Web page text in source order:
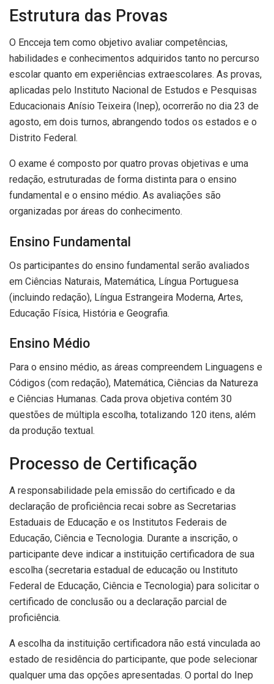
Estrutura das Provas
O Encceja tem como objetivo avaliar competências,
habilidades e conhecimentos adquiridos tanto no percurso
escolar quanto em experiências extraescolares. As provas,
aplicadas pelo Instituto Nacional de Estudos e Pesquisas
Educacionais Anísio Teixeira (Inep), ocorrerão no dia 23 de
agosto, em dois turnos, abrangendo todos os estados e o
Distrito Federal.
O exame é composto por quatro provas objetivas e uma
redação, estruturadas de forma distinta para o ensino
fundamental e o ensino médio. As avaliações são
organizadas por áreas do conhecimento.
Ensino Fundamental
Os participantes do ensino fundamental serão avaliados
em Ciências Naturais, Matemática, Língua Portuguesa
(incluindo redação), Língua Estrangeira Moderna, Artes,
Educação Física, História e Geografia.
Ensino Médio
Para o ensino médio, as áreas compreendem Linguagens e
Códigos (com redação), Matemática, Ciências da Natureza
e Ciências Humanas. Cada prova objetiva contém 30
questões de múltipla escolha, totalizando 120 itens, além
da produção textual.
Processo de Certificação
A responsabilidade pela emissão do certificado e da
declaração de proficiência recai sobre as Secretarias
Estaduais de Educação e os Institutos Federais de
Educação, Ciência e Tecnologia. Durante a inscrição, o
participante deve indicar a instituição certificadora de sua
escolha (secretaria estadual de educação ou Instituto
Federal de Educação, Ciência e Tecnologia) para solicitar o
certificado de conclusão ou a declaração parcial de
proficiência.
A escolha da instituição certificadora não está vinculada ao
estado de residência do participante, que pode selecionar
qualquer uma das opções apresentadas. O portal do Inep